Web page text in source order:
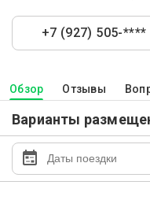
+7 (927) 505-****
Обзор Отзывы
Варианты